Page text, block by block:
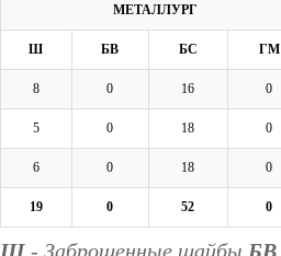
МЕТАЛЛУРГ
Ш
БВ БС ГМ
8 0 16 0
5 0 18 0
6 0 18 0
19 0 52 0
Ш - Заброшенные шайбы БВ